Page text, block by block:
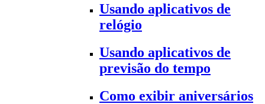
Usando aplicativos de
relógio
Usando aplicativos de
previsão do tempo
Como exibir aniversários